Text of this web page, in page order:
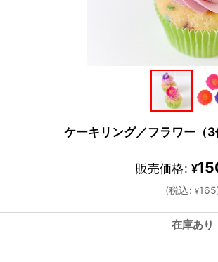
ケーキリング／フラワー（3
販売価格: ¥
(税込: ¥165
在庫あり